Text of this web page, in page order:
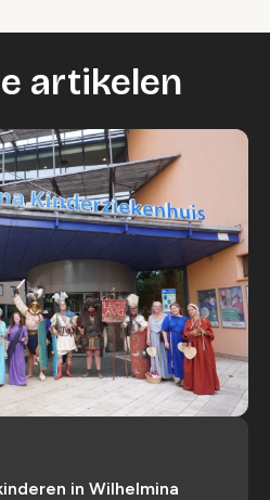
artikelen
in Wilhelmina